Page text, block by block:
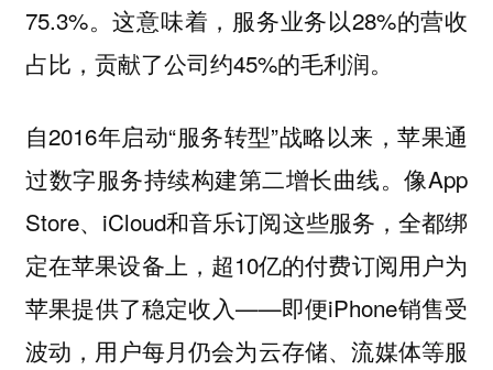
75.3%。这意味着，服务业务以28%的营收
占比，贡献了公司约45%的毛利润。
自2016年启动“服务转型”战略以来，苹果通
过数字服务持续构建第二增长曲线。像App
Store、iCloud和音乐订阅这些服务，全都绑
定在苹果设备上，超10亿的付费订阅用户为
苹果提供了稳定收入——即便iPhone销售受
波动，用户每月仍会为云存储、流媒体等服